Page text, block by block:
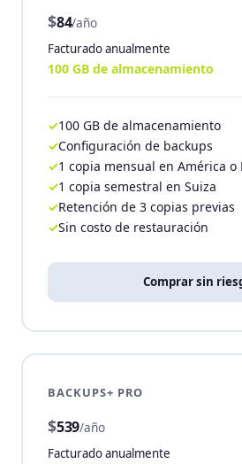
$84/año
Facturado anualmente
100 GB de almacenamiento
100 GB de almacenamiento
Configuración de backups
1 copia mensual en América o
1 copia semestral en Suiza
Retención de 3 copias previas
Sin costo de restauración
Comprar sin
BACKUPS+ PRO
$539/año
Facturado anualmente